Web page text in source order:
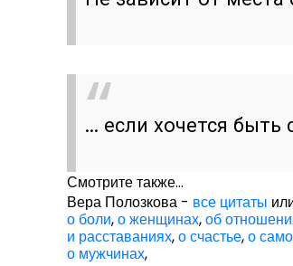
... если хочется
Смотрите также...
Вера Полозкова - все цитаты
о боли,о женщинах,об
и расставаниях,о счастье,о
о мужчинах,